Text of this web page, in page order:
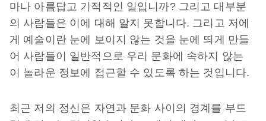
마나 아름답고 기적적인 일입니까? 그리고 대부분
의 사람들은 이에 대해 알지 못합니다. 그리고 저에
게 예술이란 눈에 보이지 않는 것을 눈에 띄게 만들
어 사람들이 일반적으로 우리 문화에 속하지 않는
이 놀라운 정보에 접근할 수 있도록 하는 것입니다.
최근 저의 정신은 자연과 문화 사이의 경계를 부드